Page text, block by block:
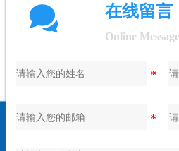
 在线留言
Online Message